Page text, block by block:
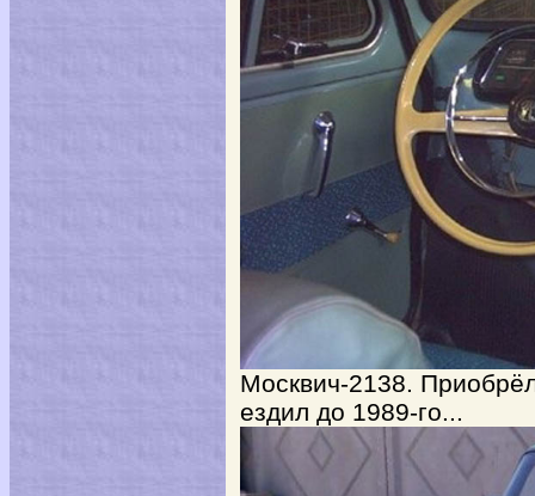
Москвич-2138.
ездил до 1989-го...